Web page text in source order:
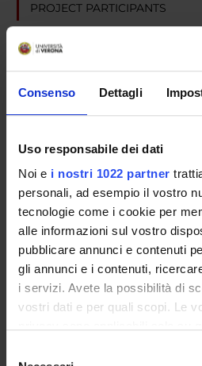
Consenso Dettagli
Uso responsabile dei dati
Noi e i nostri 1022 partner
personali, ad esempio il vostro
tecnologie come i cookie per
alle informazioni sul vostro
pubblicare annunci e contenuti
gli annunci e i contenuti,
i servizi. Avete la possibilità di
vostri dati e per quali scopi. Le
PROJECT PARTICIPANTS
Alessandra Carcereri De Prati
Technical-administrative staff
Elisabetta Cavalieri
Anna Rosa Ciampa
Hisanori Suzuki
SECTIONS
Biological Chemistry Section
ACTIVITIES